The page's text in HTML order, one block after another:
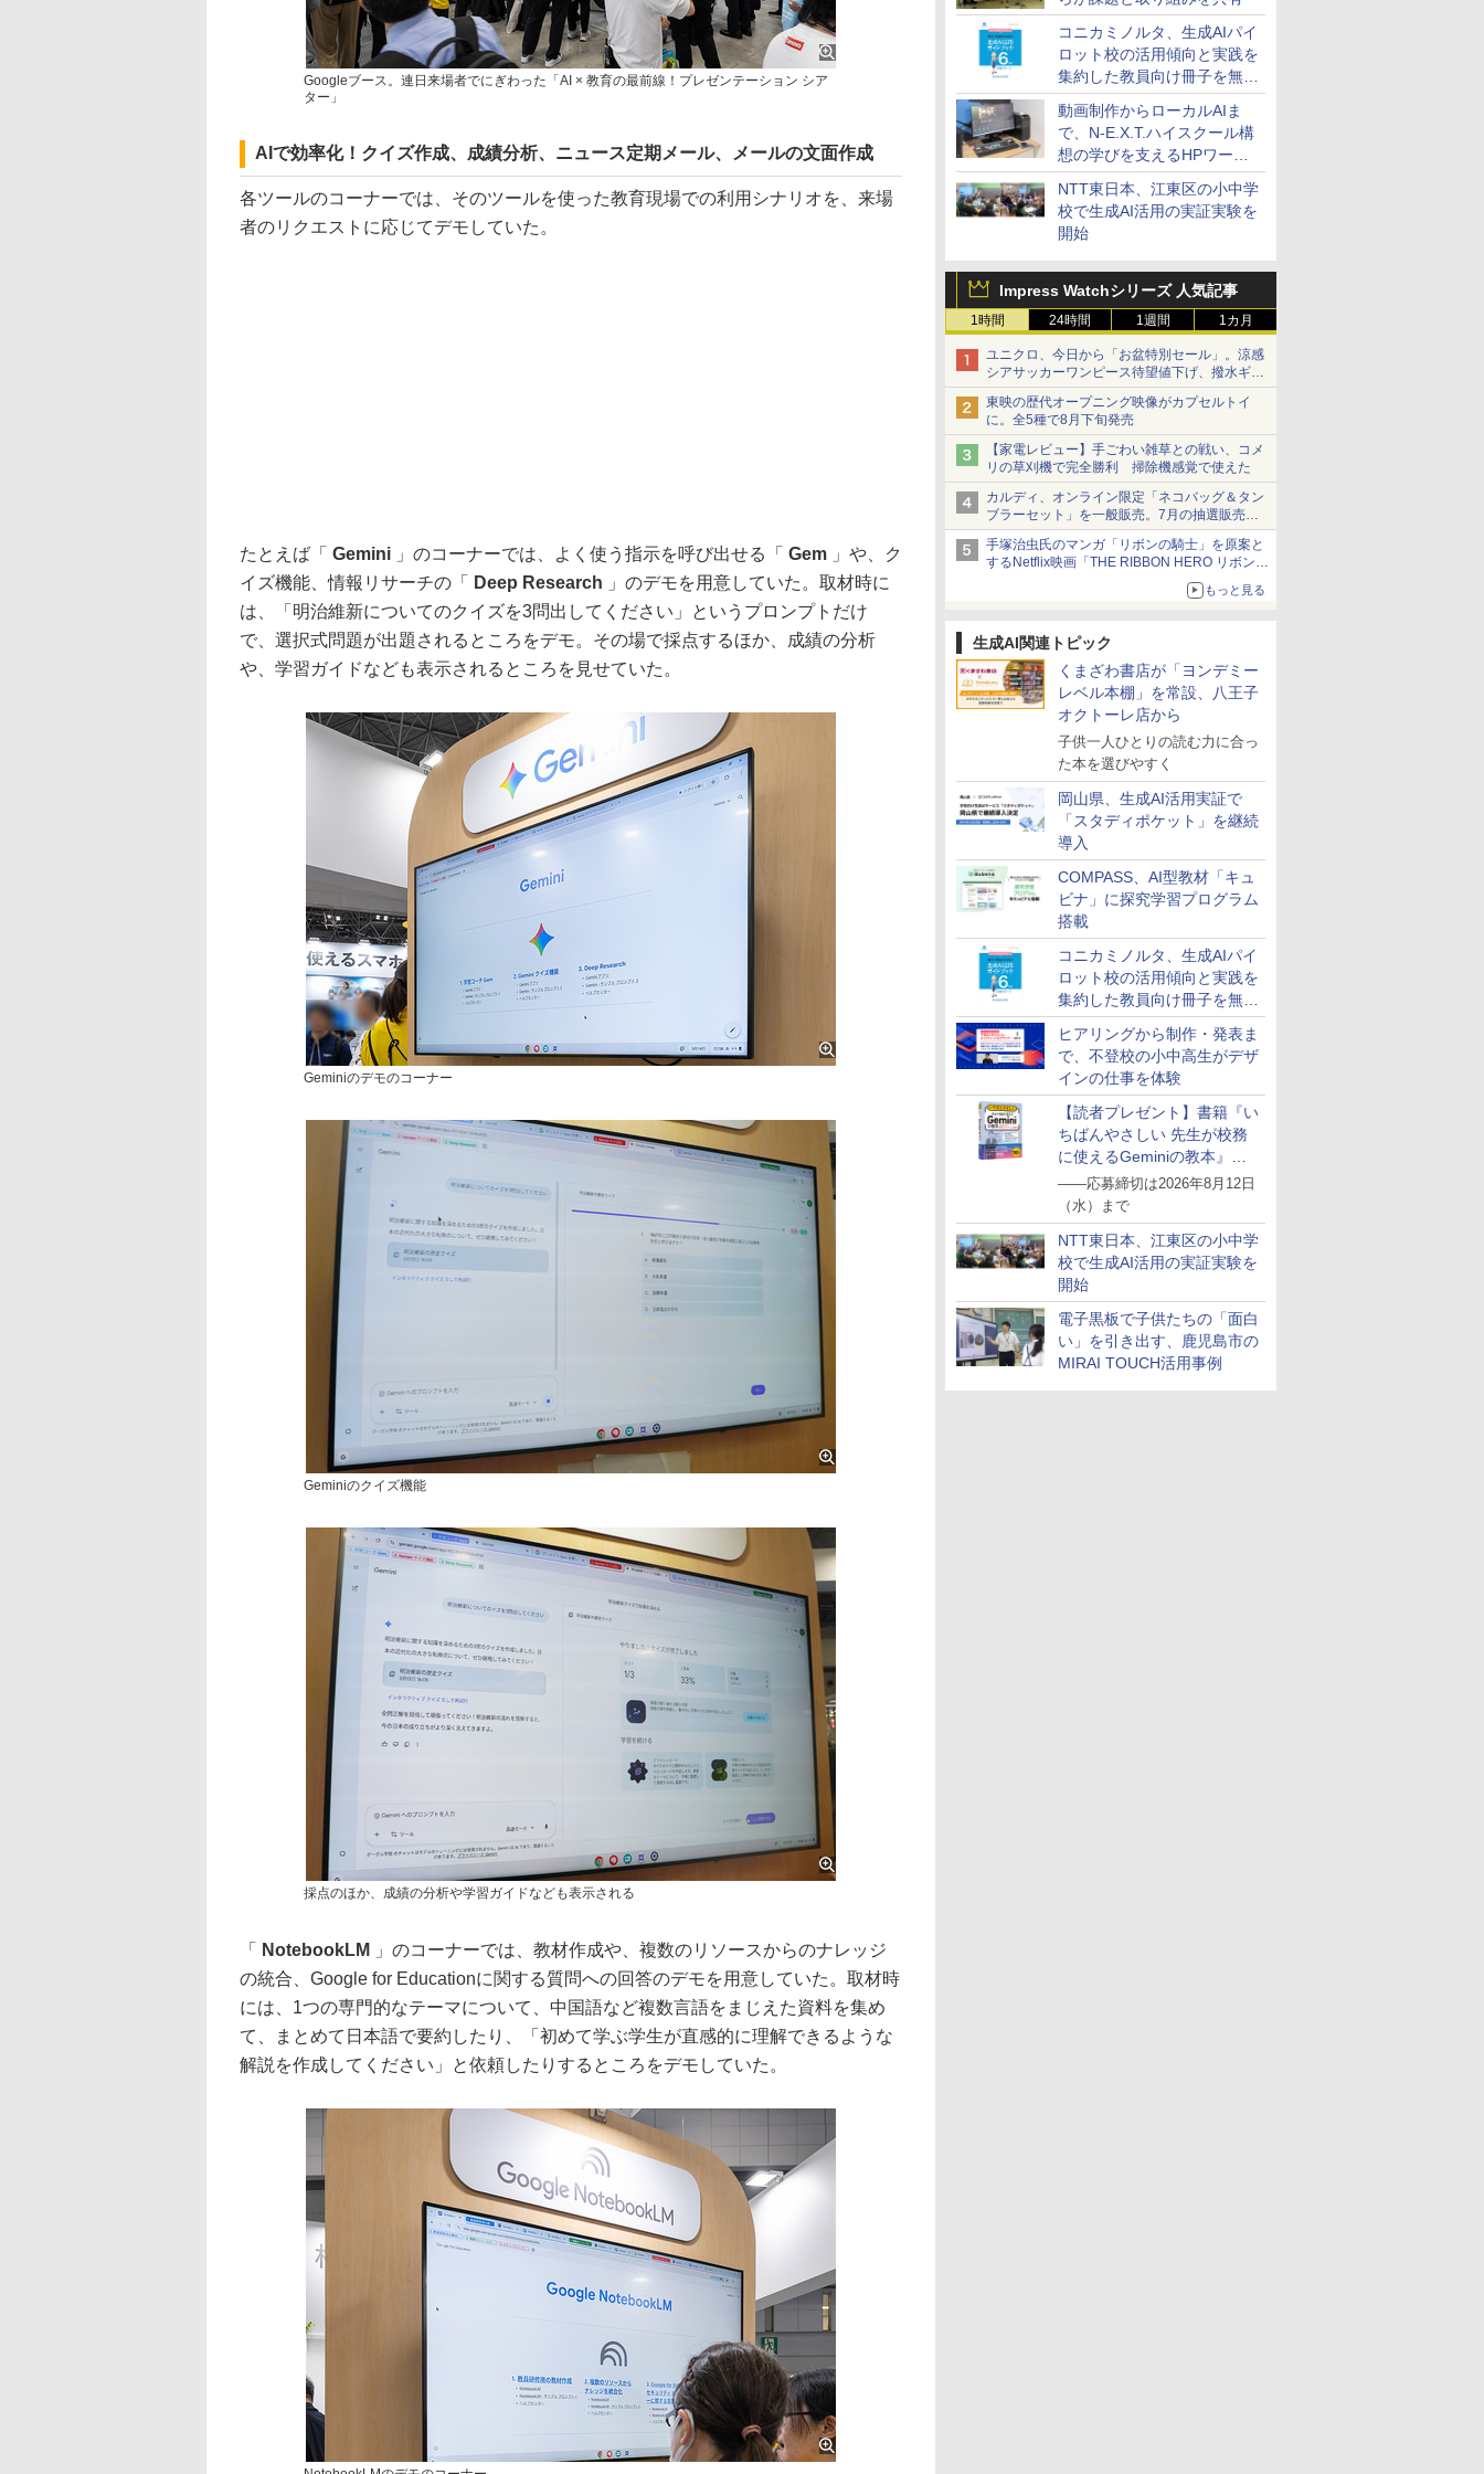
コニカミノルタ、生成AIパイ
ロット校の活用傾向と実践を
集約した教員向け冊子を無料
公開
動画制作からローカルAIま
で、N-E.X.T.ハイスクール構
想の学びを支えるHPワーク
ステーション
NTT東日本、江東区の小中学
校で生成AI活用の実証実験を
開始
Impress Watchシリーズ 人気記事
1時間 24時間 1週間 1カ月
ユニクロ、今日から「お盆特別セール」。涼感
シアサッカーワンピース待望値下げ、撥水ギア
ショーツは1990円に
東映の歴代オープニング映像がカプセルトイ
に。全5種で8月下旬発売
【家電レビュー】手ごわい雑草との戦い、コメ
リの草刈機で完全勝利 掃除機感覚で使えた
カルディ、オンライン限定「ネコバッグ＆タン
ブラーセット」を一般販売。7月の抽選販売の
当選無効分
手塚治虫氏のマンガ「リボンの騎士」を原案と
するNetflix映画「THE RIBBON HERO リボンヒ
もっと見る
生成AI関連トピック
くまざわ書店が「ヨンデミー
レベル本棚」を常設、八王子
オクトーレ店から
子供一人ひとりの読む力に合っ
た本を選びやすく
岡山県、生成AI活用実証で
「スタディポケット」を継続
導入
COMPASS、AI型教材「キュ
ビナ」に探究学習プログラム
搭載
コニカミノルタ、生成AIパイ
ロット校の活用傾向と実践を
集約した教員向け冊子を無料
公開
ヒアリングから制作・発表ま
で、不登校の小中高生がデザ
インの仕事を体験
【読者プレゼント】書籍『い
ちばんやさしい 先生が校務
に使えるGeminiの教本』を
抽選で5名様にプレゼント
――応募締切は2026年8月12日
（水）まで
NTT東日本、江東区の小中学
校で生成AI活用の実証実験を
開始
電子黒板で子供たちの「面白
い」を引き出す、鹿児島市の
MIRAI TOUCH活用事例
Googleブース。連日来場者でにぎわった「AI × 教育の最前線！プレゼンテーション シア
ター」
AIで効率化！クイズ作成、成績分析、ニュース定期メール、メールの文面作成
各ツールのコーナーでは、そのツールを使った教育現場での利用シナリオを、来場
者のリクエストに応じてデモしていた。
たとえば「 Gemini 」のコーナーでは、よく使う指示を呼び出せる「 Gem 」や、ク
イズ機能、情報リサーチの「
Deep Research
」のデモを用意していた。取材時に
は、「明治維新についてのクイズを3問出してください」というプロンプトだけ
で、選択式問題が出題されるところをデモ。その場で採点するほか、成績の分析
や、学習ガイドなども表示されるところを見せていた。
Geminiのデモのコーナー
Geminiのクイズ機能
採点のほか、成績の分析や学習ガイドなども表示される
「 NotebookLM
」のコーナーでは、教材作成や、複数のリソースからのナレッジ
の統合、Google for Educationに関する質問への回答のデモを用意していた。取材時
には、1つの専門的なテーマについて、中国語など複数言語をまじえた資料を集め
て、まとめて日本語で要約したり、「初めて学ぶ学生が直感的に理解できるような
解説を作成してください」と依頼したりするところをデモしていた。